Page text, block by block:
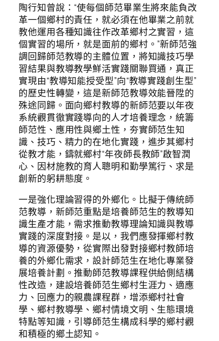
陶行知曾說：“使每個師范畢業生將來能負改
革一個鄉村的責任，就必須在他畢業之前就
教他運用各種知識往作改革鄉村之實習，這
個實習的場所，就是面前的鄉村。”新師范強
調回歸師范教導的主體位置，將知識技巧學
習結果與教導教學鮮活實踐關聯買通，真正
實現由“教導知能授受型”向“教導實踐創生型”
的歷史性轉變，這是新師范教導效能晉陞的
殊途同歸。面向鄉村教導的新師范要以年夜
系統觀貫徹實踐導向的人才培養理念，統籌
師范性、應用性與鄉土性，夯實師范生知
識、技巧、精力的在地化實踐，進步其鄉村
從教才能，鑄就鄉村“年夜師長教師”啟智潤
心、因材施教的育人聰明和勤學篤行、求是
創新的躬耕態度。
一是強化理論習得的外鄉化。比擬于傳統師
范教導，新師范重點是培養師范生的教導知
識生產才能，需求推動教導理論知識與教導
實踐的深度對接。是以，我們應發揮鄉村教
導的資源優勢，從實際出發對接鄉村教師培
養的外鄉化需求，設計師范生在地化專業發
展培養計劃。推動師范教導課程供給側結構
性改造，建設培養師范生鄉村生涯力、適應
力、回應力的親農課程群，增添鄉村社會
學、鄉村教導學、鄉村情境文明、生態環境
特點等知識，引導師范生構成科學的鄉村觀
和積極的鄉土認知。